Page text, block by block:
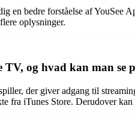
en bedre forståelse af
oplysninger.
og hvad kan man se
der giver adgang til
fra iTunes Store. Derudover